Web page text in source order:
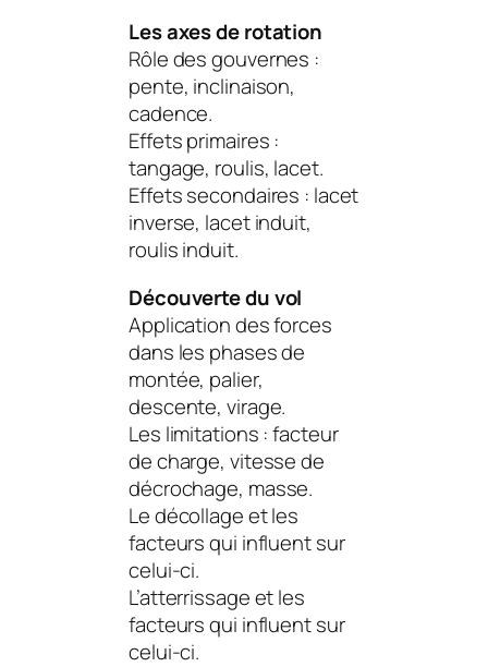
Les axes de rotation
Rôle des gouvernes :
pente, inclinaison,
cadence.
Effets primaires :
tangage, roulis, lacet.
Effets secondaires : lacet
inverse, lacet induit,
roulis induit.
Découverte du vol
Application des forces
dans les phases de
montée, palier,
descente, virage.
Les limitations : facteur
de charge, vitesse de
décrochage, masse.
Le décollage et les
facteurs qui influent sur
celui-ci.
L’atterrissage et les
facteurs qui influent sur
celui-ci.